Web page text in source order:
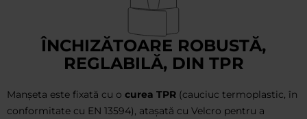
ÎNCHIZĂTOARE ROBUSTĂ,
REGLABILĂ, DIN TPR
Manșeta este fixată cu o curea TPR (cauciuc termoplastic, în
conformitate cu EN 13594), atașată cu Velcro pentru a